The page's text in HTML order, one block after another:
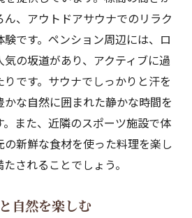
、アウトドアサウナでのリラク
です。ペンション周辺には、ロ
の坂道があり、アクティブに過
です。サウナでしっかりと汗を
な自然に囲まれた静かな時間を
また、近隣のスポーツ施設で体
新鮮な食材を使った料理を楽し
されることでしょう。
自然を楽しむ